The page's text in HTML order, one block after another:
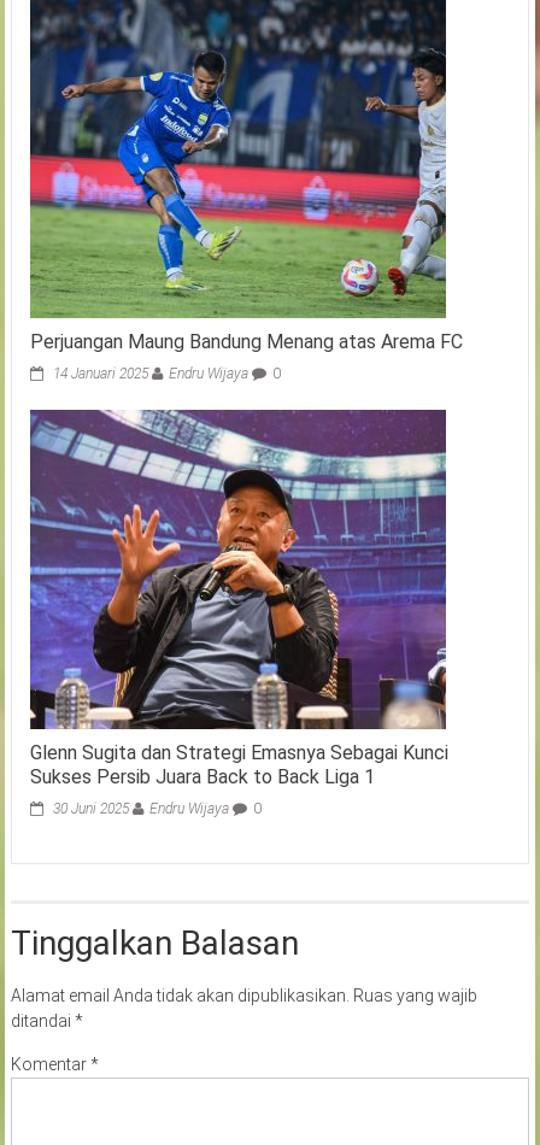
Perjuangan Maung Bandung Menang atas Arema FC
14 Januari 2025 Endru Wijaya 0
Glenn Sugita dan Strategi Emasnya Sebagai Kunci
Sukses Persib Juara Back to Back Liga 1
30 Juni 2025 Endru Wijaya 0
Tinggalkan Balasan
Alamat email Anda tidak akan dipublikasikan. Ruas yang wajib
ditandai *
Komentar*